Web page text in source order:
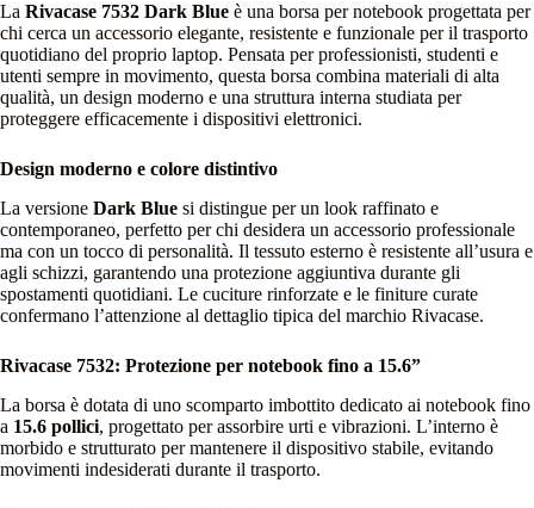
La Rivacase 7532 Dark Blue è una borsa per notebook progettata per
chi cerca un accessorio elegante, resistente e funzionale per il trasporto
quotidiano del proprio laptop. Pensata per professionisti, studenti e
utenti sempre in movimento, questa borsa combina materiali di alta
qualità, un design moderno e una struttura interna studiata per
proteggere efficacemente i dispositivi elettronici.
Design moderno e colore distintivo
La versione Dark Blue si distingue per un look raffinato e
contemporaneo, perfetto per chi desidera un accessorio professionale
ma con un tocco di personalità. Il tessuto esterno è resistente all’usura e
agli schizzi, garantendo una protezione aggiuntiva durante gli
spostamenti quotidiani. Le cuciture rinforzate e le finiture curate
confermano l’attenzione al dettaglio tipica del marchio Rivacase.
Rivacase 7532: Protezione per notebook fino a 15.6”
La borsa è dotata di uno scomparto imbottito dedicato ai notebook fino
a 15.6 pollici, progettato per assorbire urti e vibrazioni. L’interno è
morbido e strutturato per mantenere il dispositivo stabile, evitando
movimenti indesiderati durante il trasporto.